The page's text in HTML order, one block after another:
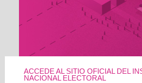
ACCEDE AL SITIO OFICIAL DEL
NACIONAL ELECTORAL